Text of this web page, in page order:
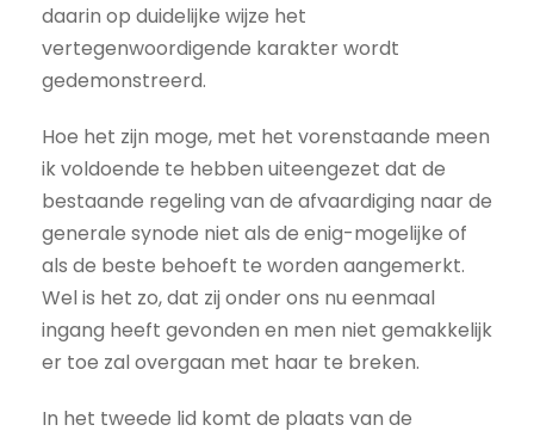
daarin op duidelijke wijze het
vertegenwoordigende karakter wordt
gedemonstreerd.
Hoe het zijn moge, met het vorenstaande meen
ik voldoende te hebben uiteengezet dat de
bestaande regeling van de afvaardiging naar de
generale synode niet als de enig-mogelijke of
als de beste behoeft te worden aangemerkt.
Wel is het zo, dat zij onder ons nu eenmaal
ingang heeft gevonden en men niet gemakkelijk
er toe zal overgaan met haar te breken.
In het tweede lid komt de plaats van de